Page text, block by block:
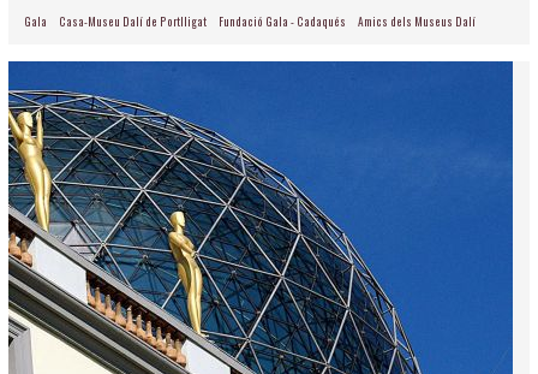
Gala Casa-Museu Dalí de Portlligat Fundació Gala - Cadaqués Amics dels Museus Dalí